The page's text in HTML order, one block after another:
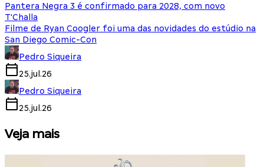
Pantera Negra 3 é confirmado para 2028, com novo
T'Challa
Filme de Ryan Coogler foi uma das novidades do estúdio na
San Diego Comic-Con
Pedro Siqueira
25.jul.26
Pedro Siqueira
25.jul.26
Veja mais